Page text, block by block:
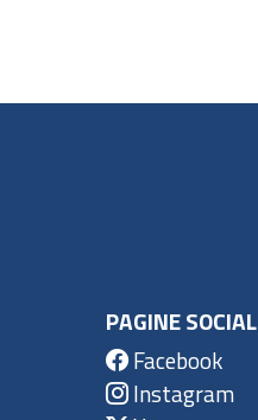
PAGINE SOCIAL
Facebook
Instagram